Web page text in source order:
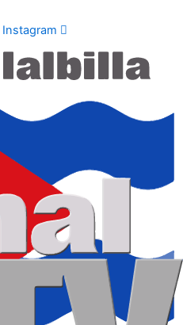
Instagram